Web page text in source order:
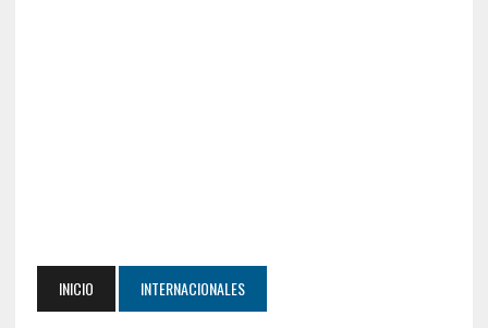
INICIO INTERNACIONALES